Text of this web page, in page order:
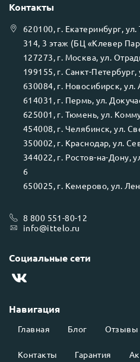
Навигация
Главная Блог Отзывы
Контакты Гарантия
Контакты
620100, г. Екатеринбург, ул.
314, 3 этаж (БЦ «Клевер
127273, г. Москва, ул.
199155, г. Санкт-Петербург,
630084, г. Новосибирск, ул.
614031 , г. Пермь, ул.
625001 , г. Тюмень, ул.
454008, г. Челябинск, ул.
350002, г. Краснодар, ул.
344022, г. Ростов-на-Дону,
6
650025, г. Кемерово, ул.
8 800 551-80-12
info@ittelo.ru
Социальные сети